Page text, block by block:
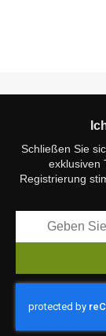
Schließen Sie
exklusiven
Registrierung